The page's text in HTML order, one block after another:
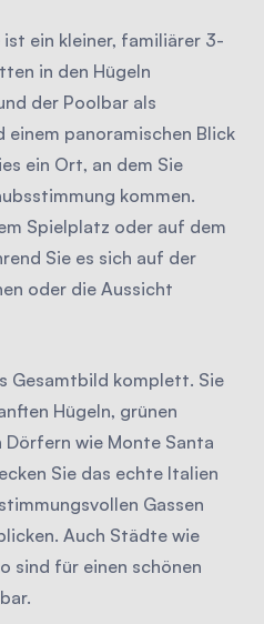
ein kleiner, familiärer 3-
in den Hügeln
der Poolbar als
panoramischen Blick
ein Ort, an dem Sie
kommen.
Spielplatz oder auf dem
Sie es sich auf der
oder die Aussicht
Gesamtbild komplett. Sie
Hügeln, grünen
wie Monte Santa
Sie das echte Italien
Gassen
Auch Städte wie
sind für einen schönen